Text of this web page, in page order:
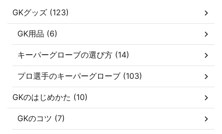
GKグッズ (123)
GK用品 (6)
キーパーグローブの選び方 (14)
プロ選手のキーパーグローブ (103)
GKのはじめかた (10)
GKのコツ (7)